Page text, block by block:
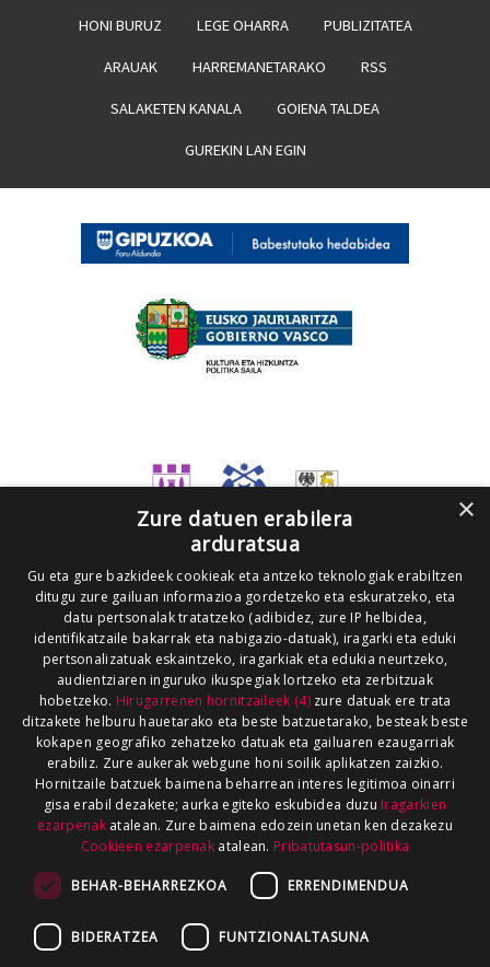
HONI BURUZ LEGE OHARRA PUBLIZITATEA
ARAUAK HARREMANETARAKO RSS
SALAKETEN KANALA GOIENA TALDEA
GUREKIN LAN EGIN
×
Zure datuen erabilera
arduratsua
Gu eta gure bazkideek cookieak eta antzeko teknologiak erabiltzen
ditugu zure gailuan informazioa gordetzeko eta eskuratzeko, eta
datu pertsonalak tratatzeko (adibidez, zure IP helbidea,
identifikatzaile bakarrak eta nabigazio-datuak), iragarki eta eduki
pertsonalizatuak eskaintzeko, iragarkiak eta edukia neurtzeko,
audientziaren inguruko ikuspegiak lortzeko eta zerbitzuak
hobetzeko. Hirugarrenen hornitzaileek (4)zure datuak ere trata
ditzakete helburu hauetarako eta beste batzuetarako, besteak beste
kokapen geografiko zehatzeko datuak eta gailuaren ezaugarriak
erabiliz. Zure aukerak webgune honi soilik aplikatzen zaizkio.
Hornitzaile batzuek baimena beharrean interes legitimoa oinarri
gisa erabil dezakete; aurka egiteko eskubidea duzu Iragarkien
ezarpenakatalean. Zure baimena edozein unetan ken dezakezu
Cookieen ezarpenak atalean. Pribatutasun-politika
BEHAR-BEHARREZKOA ERRENDIMENDUA
BIDERATZEA FUNTZIONALTASUNA